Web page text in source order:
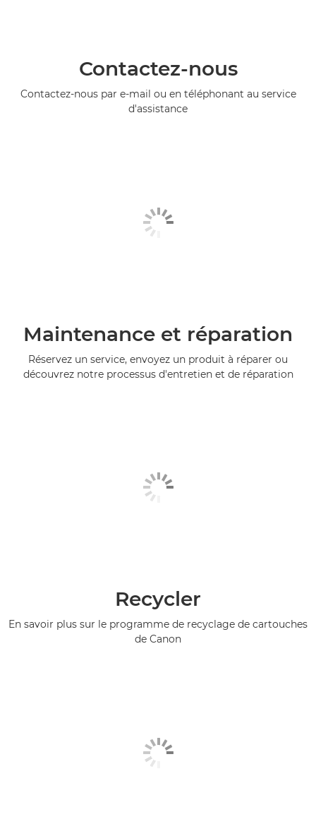
Contactez-nous
Contactez-nous par e-mail ou en téléphonant au service
d'assistance
Maintenance et réparation
Réservez un service, envoyez un produit à réparer ou
découvrez notre processus d'entretien et de réparation
Recycler
En savoir plus sur le programme de recyclage de cartouches
de Canon